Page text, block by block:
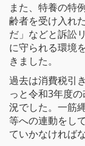
また、特養の特
齢者を受け入れ
だ」などと訴訟
に守られる環境
きました。
過去は消費税引
っと令和3年度
況でした。一筋
等への連動をし
ていかなければ